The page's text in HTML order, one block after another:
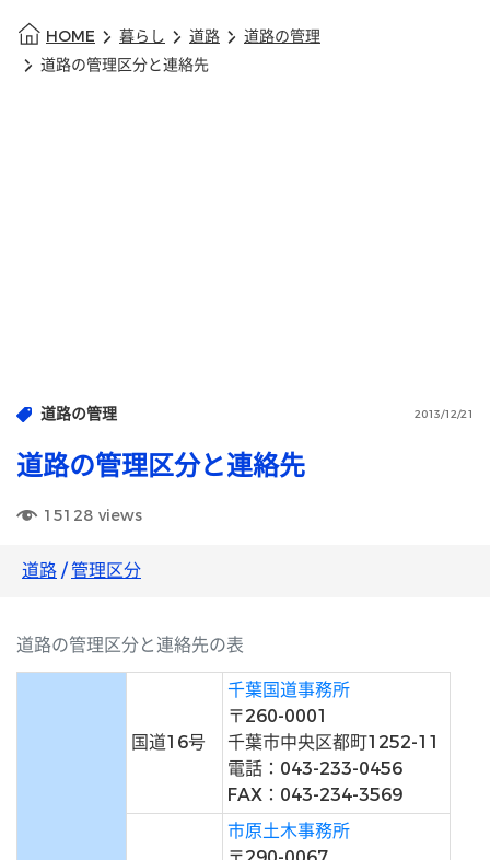
HOME 暮らし 道路
道路の管理
道路の管理区分と連絡先
道路の管理 2013/12/21
道路の管理区分と連絡先
15128 views
道路/管理区分
道路の管理区分と連絡先の表
国道16号
千葉国道事務所
〒260-0001
千葉市中央区都町1252-11
電話：043-233-0456
FAX：043-234-3569
市原土木事務所